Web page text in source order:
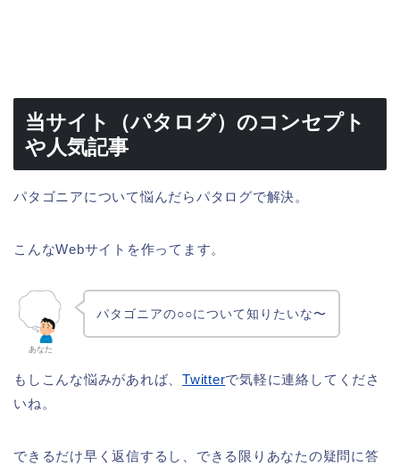
当サイト（パタログ）のコンセプト
や人気記事
パタゴニアについて悩んだらパタログで解決。
こんなWebサイトを作ってます。
あなた
パタゴニアの○○について知りたいな〜
もしこんな悩みがあれば、Twitterで気軽に連絡してくださ
いね。
できるだけ早く返信するし、できる限りあなたの疑問に答